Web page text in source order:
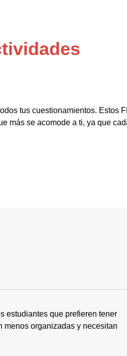
tus cuestionamientos. Estos
más se acomode a ti, ya que
estudiantes que prefieren tener
menos organizadas y necesitan